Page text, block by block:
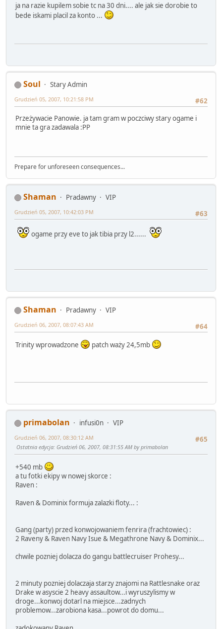
ja na razie kupilem sobie tc na 30 dni.... ale jak sie dorobie to
bede iskami placil za konto ...
Soul
Stary Admin
#62
Grudzień 05, 2007, 10:21:58 PM
Przeżywacie Panowie. ja tam gram w poczciwy stary ogame i
mnie ta gra zadawala :PP
Prepare for unforeseen consequences...
Shaman Pradawny
VIP
#63
Grudzień 05, 2007, 10:42:03 PM
ogame przy eve to jak tibia przy l2......
Shaman Pradawny
VIP
#64
Grudzień 06, 2007, 08:07:43 AM
Trinity wprowadzone patch waży 24,5mb
primabolan infusi0n
VIP
#65
Grudzień 06, 2007, 08:30:12 AM
Ostatnia edycja: Grudzień 06, 2007, 08:31:55 AM by primabolan
+540 mb
a tu fotki ekipy w nowej skorce :
Raven :
Raven & Dominix formuja zalazki floty... :
Gang (party) przed konwojowaniem fenrira (frachtowiec) :
2 Raveny & Raven Navy Isue & Megathrone Navy & Dominix...
chwile pozniej dolacza do gangu battlecruiser Prohesy...
2 minuty pozniej dolaczaja starzy znajomi na Rattlesnake oraz
Drake w asyscie 2 heavy assaultow...i wyruszylismy w
droge...konwoj dotarl na miejsce...zadnych
problemow...zarobiona kasa...powrot do domu...